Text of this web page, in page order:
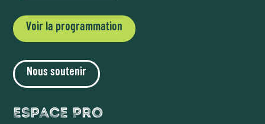
Voir la programmation
Nous soutenir
Espace Pro